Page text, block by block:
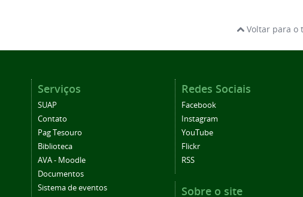
Voltar para o
Serviços
SUAP
Contato
Pag Tesouro
Biblioteca
AVA - Moodle
Documentos
Sistema de eventos
Redes Sociais
Facebook
Instagram
YouTube
Flickr
RSS
Sobre o site